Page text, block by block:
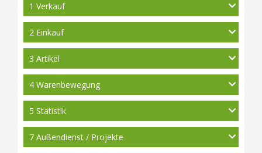
1 Verkauf
2 Einkauf
3 Artikel
4 Warenbewegung
5 Statistik
7 Außendienst / Projekte